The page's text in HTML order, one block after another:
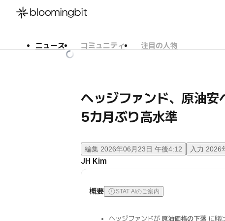
ニュース コミュニティ
注目の人物
ヘッジファンド、原油
5カ月ぶり高水準
編集 2026年06月23日 午後4:12 入力 2026
JH Kim
概要 STAT AIのご案内
ヘッジファンドが 原油価格の下落に賭